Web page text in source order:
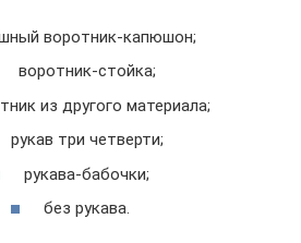
воротник-капюшон;
воротник-стойка;
из другого материала;
рукав три четверти;
рукава-бабочки;
без рукава.